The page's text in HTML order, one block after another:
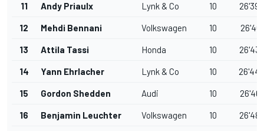
11 Andy Priaulx Lynk & Co 10
12 Mehdi Bennani Volkswagen 10
13 Attila Tassi Honda 10
14 Yann Ehrlacher Lynk & Co 10
15 Gordon Shedden Audi 10
16 Benjamin Leuchter Volkswagen 10